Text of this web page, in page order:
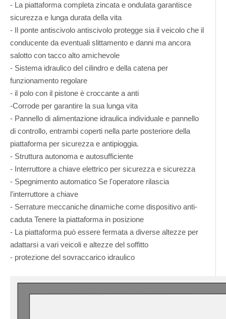
- La piattaforma completa zincata e ondulata garantisce
sicurezza e lunga durata della vita
- Il ponte antiscivolo antiscivolo protegge sia il veicolo che il
conducente da eventuali slittamento e danni ma ancora
salotto con tacco alto amichevole
- Sistema idraulico del cilindro e della catena per
funzionamento regolare
- il polo con il pistone è croccante a anti
-Corrode per garantire la sua lunga vita
- Pannello di alimentazione idraulica individuale e pannello
di controllo, entrambi coperti nella parte posteriore della
piattaforma per sicurezza e antipioggia.
- Struttura autonoma e autosufficiente
- Interruttore a chiave elettrico per sicurezza e sicurezza
- Spegnimento automatico Se l'operatore rilascia
l'interruttore a chiave
- Serrature meccaniche dinamiche come dispositivo anti-
caduta Tenere la piattaforma in posizione
- La piattaforma può essere fermata a diverse altezze per
adattarsi a vari veicoli e altezze del soffitto
- protezione del sovraccarico idraulico